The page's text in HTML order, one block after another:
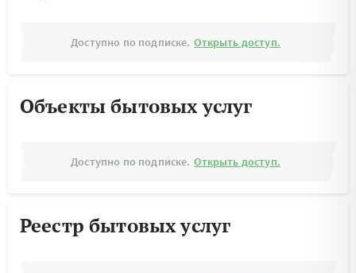
Доступно по подписке. Открыть доступ.
Объекты бытовых услуг
Доступно по подписке. Открыть доступ.
Реестр бытовых услуг